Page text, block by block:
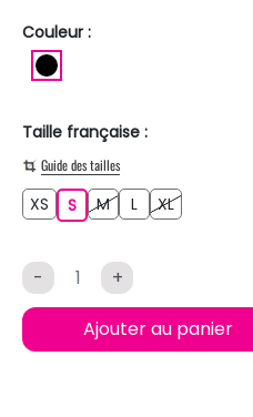
Couleur :
Taille française :
Guide des tailles
XS SS MM L XLXL
- +
Ajouter au panier